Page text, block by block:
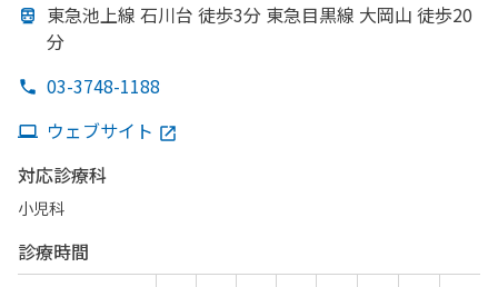
東急池上線 石川台 徒歩3分 東急目黒線 大岡山 徒歩20
分
03-3748-1188
ウェブサイト
対応診療科
小児科
診療時間